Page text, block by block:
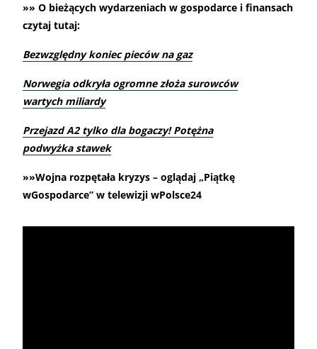
»» O bieżących wydarzeniach w gospodarce i finansach
czytaj tutaj:
Bezwzględny koniec pieców na gaz
Norwegia odkryła ogromne złoża surowców
wartych miliardy
Przejazd A2 tylko dla bogaczy! Potężna
podwyżka stawek
»»Wojna rozpętała kryzys – oglądaj „Piątkę
wGospodarce” w telewizji wPolsce24